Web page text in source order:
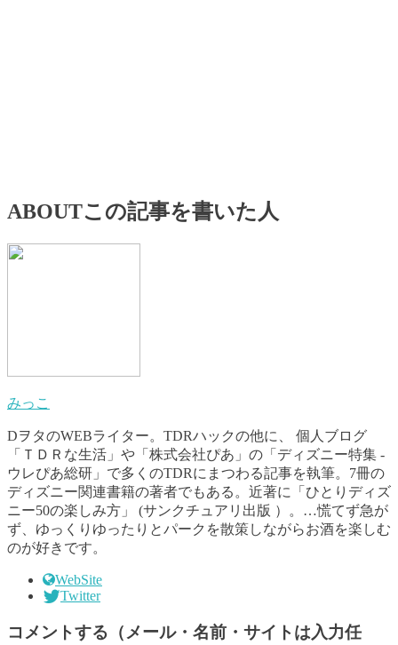
ABOUTこの記事を書いた人
みっこ
DヲタのWEBライター。TDRハックの他に、 個人ブログ
「ＴＤＲな生活」や「株式会社ぴあ」の「ディズニー特集 -
ウレぴあ総研」で多くのTDRにまつわる記事を執筆。7冊の
ディズニー関連書籍の著者でもある。近著に「ひとりディズ
ニー50の楽しみ方」 (サンクチュアリ出版 ）。…慌てず急が
ず、ゆっくりゆったりとパークを散策しながらお酒を楽しむ
のが好きです。
WebSite
Twitter
コメントする（メール・名前・サイトは入力任